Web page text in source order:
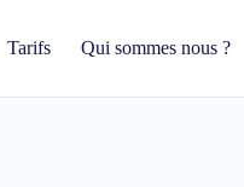
Tarifs Qui sommes nous ?